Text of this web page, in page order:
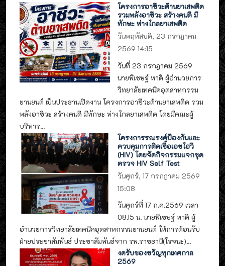
โครงการอาชีวะต้านยาเสพติด
รวมพลังอาชีวะ สร้างคนดี มี
ทักษะ ห่างไกลยาเสพติด
วันพฤหัสบดี, 23 กรกฎาคม
2569 14:15
วันที่ 23 กรกฎาคม 2569
นายพิเชษฐ์ หาดี ผู้อำนวยการ
วิทยาลัยเทคนิคอุตสาหกรรม
ยานยนต์ เป็นประธานเปิดงาน โครงการอาชีวะต้านยาเสพติด รวม
พลังอาชีวะ สร้างคนดี มีทักษะ ห่างไกลยาเสพติด โดยมีคณะผู้
บริหาร...
โครงการรณรงค์ป้องกันและ
ควบคุมการติดเชื้อเอชไอวี
(HIV) โดยจัดกิจกรรมแจกชุด
ตรวจ HIV Self Test
วันศุกร์, 17 กรกฎาคม 2569
15:08
วันศุกร์ที่ 17 ก.ค.2569 เวลา
08.15 น. นายพิเชษฐ์ หาดี ผู้
อำนวยการวิทยาลัยเทคนิคอุตสาหกรรมยานยนต์ ให้การต้อนรับ
ฝ่ายประชาสัมพันธ์ ประชาสัมพันธ์จาก รพ.ราชธานี(โรจนะ)...
งดรับของขวัญทุกเทศกาล
2569